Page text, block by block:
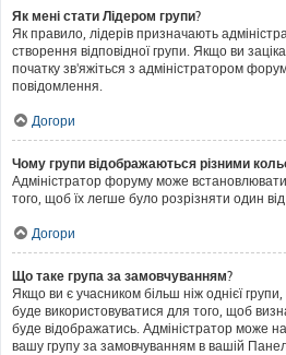
Як мені стати Лідером групи?
Як правило, лідерів призначають
створення відповідної групи. Якщо ви
початку зв'яжіться з адміністратором
повідомлення.
Догори
Чому групи відображаються різними
Адміністратор форуму може
того, щоб їх легше було розрізняти один
Догори
Що таке група за замовчуванням?
Якщо ви є учасником більш ніж однієї
буде використовуватися для того, щоб
буде відображатись. Адміністратор може
вашу групу за замовчуванням в вашій